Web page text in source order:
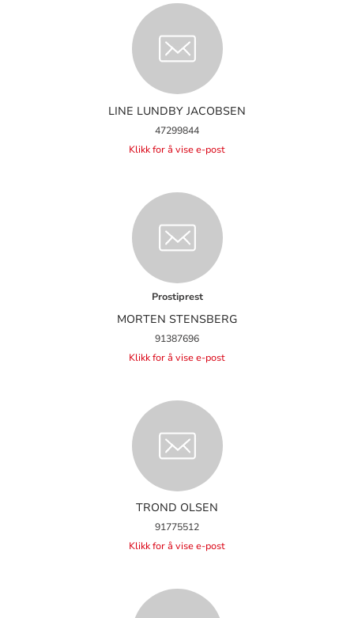
LINE LUNDBY JACOBSEN
47299844
Klikk for å vise e-post
Prostiprest
MORTEN STENSBERG
91387696
Klikk for å vise e-post
TROND OLSEN
91775512
Klikk for å vise e-post